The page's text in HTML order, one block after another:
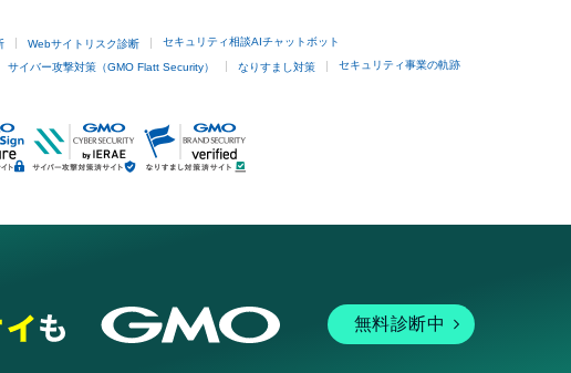
Webサイトリスク診断 セキュリティ相談AIチャットボット
サイバー攻撃対策（GMO Flatt Security） なりすまし対策 セキュリティ事業の軌跡
無料診断中